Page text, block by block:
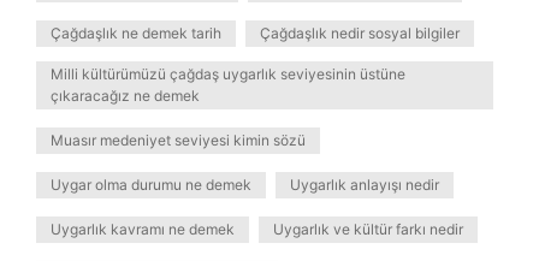
Çağdaşlık ne demek tarih Çağdaşlık nedir sosyal bilgiler
Milli kültürümüzü çağdaş uygarlık seviyesinin üstüne
çıkaracağız ne demek
Muasır medeniyet seviyesi kimin sözü
Uygar olma durumu ne demek Uygarlık anlayışı nedir
Uygarlık kavramı ne demek Uygarlık ve kültür farkı nedir